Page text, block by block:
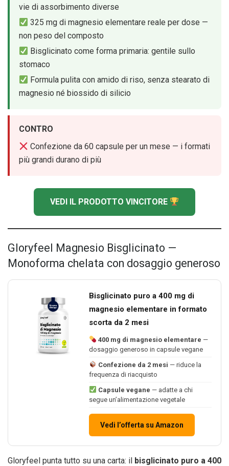
vie di assorbimento diverse
325 mg di magnesio elementare reale per dose —
non peso del composto
Bisglicinato come forma primaria: gentile sullo
stomaco
Formula pulita con amido di riso, senza stearato di
magnesio né biossido di silicio
CONTRO
Confezione da 60 capsule per un mese — i formati
più grandi durano di più
VEDI IL PRODOTTO VINCITORE
Gloryfeel Magnesio Bisglicinato —
Monoforma chelata con dosaggio generoso
Bisglicinato puro a 400 mg di
magnesio elementare in formato
scorta da 2 mesi
400 mg di magnesio elementare —
dosaggio generoso in capsule vegane
Confezione da 2 mesi — riduce la
frequenza di riacquisto
Capsule vegane — adatte a chi
segue un’alimentazione vegetale
Vedi l’offerta su Amazon
Gloryfeel punta tutto su una carta: il bisglicinato puro a 400